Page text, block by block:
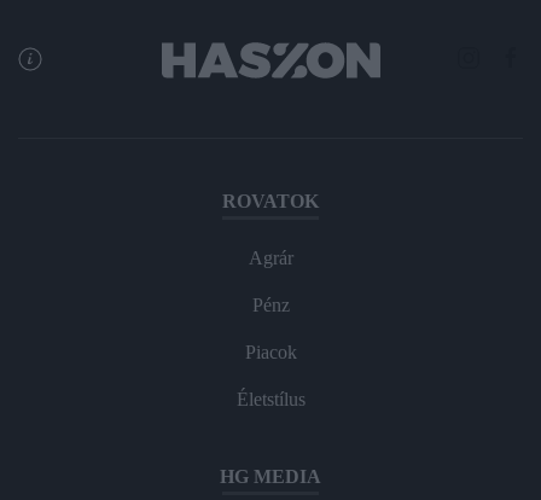
ROVATOK
Agrár
Pénz
Piacok
Életstílus
HG MEDIA